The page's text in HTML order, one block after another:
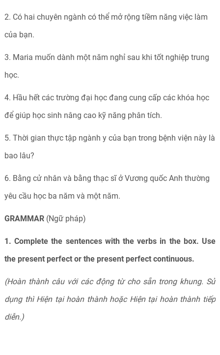
2. Có hai chuyên ngành có thể mở rộng tiềm năng việc làm
của bạn.
3. Maria muốn dành một năm nghỉ sau khi tốt nghiệp trung
học.
4. Hầu hết các trường đại học đang cung cấp các khóa học
để giúp học sinh nâng cao kỹ năng phân tích.
5. Thời gian thực tập ngành y của bạn trong bệnh viện này là
bao lâu?
6. Bằng cử nhân và bằng thạc sĩ ở Vương quốc Anh thường
yêu cầu học ba năm và một năm.
GRAMMAR (Ngữ pháp)
1. Complete the sentences with the verbs in the box. Use
the present perfect or the present perfect continuous.
(Hoàn thành câu với các động từ cho sẵn trong khung. Sử
dụng thì Hiện tại hoàn thành hoặc Hiện tại hoàn thành tiếp
diễn.)